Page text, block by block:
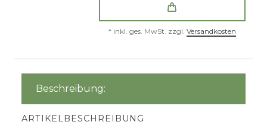
* inkl. ges. MwSt. zzgl. Versandkosten
Beschreibung:
ARTIKELBESCHREIBUNG